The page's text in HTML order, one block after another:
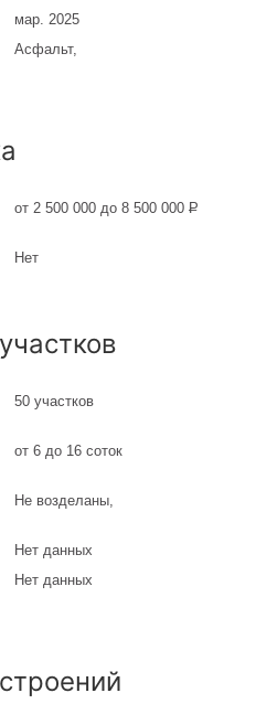
мар. 2025
Асфальт,
от 2 500 000 до 8 500 000Р
Нет
50 участков
от 6 до 16 соток
Не возделаны,
Нет данных
Нет данных